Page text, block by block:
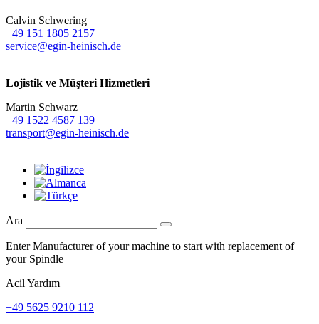
Calvin Schwering
+49 151 1805 2157
service@egin-heinisch.de
Lojistik ve Müşteri Hizmetleri
Martin Schwarz
+49 1522 4587 139
transport@egin-heinisch.de
Ara
Enter Manufacturer of your machine to start with replacement of
your Spindle
Acil Yardım
+49 5625 9210 112